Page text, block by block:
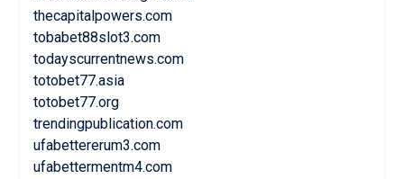
thecapitalpowers.com
tobabet88slot3.com
todayscurrentnews.com
totobet77.asia
totobet77.org
trendingpublication.com
ufabettererum3.com
ufabettermentm4.com